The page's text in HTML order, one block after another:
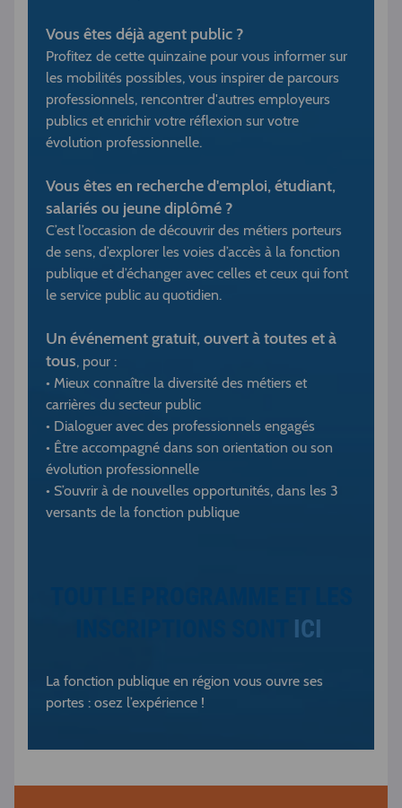
Vous êtes déjà agent public ?
Profitez de cette quinzaine pour vous informer sur
les mobilités possibles, vous inspirer de parcours
professionnels, rencontrer d'autres employeurs
publics et enrichir votre réflexion sur votre
évolution professionnelle.
Vous êtes en recherche d'emploi, étudiant,
salariés ou jeune diplômé ?
C’est l’occasion de découvrir des métiers porteurs
de sens, d’explorer les voies d’accès à la fonction
publique et d’échanger avec celles et ceux qui font
le service public au quotidien.
Un événement gratuit, ouvert à toutes et à
tous, pour :
• Mieux connaître la diversité des métiers et
carrières du secteur public
• Dialoguer avec des professionnels engagés
• Être accompagné dans son orientation ou son
évolution professionnelle
• S’ouvrir à de nouvelles opportunités, dans les 3
versants de la fonction publique
ICI
La fonction publique en région vous ouvre ses
portes : osez l’expérience !